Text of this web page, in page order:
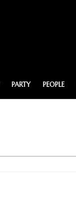
PARTY PEOPLE